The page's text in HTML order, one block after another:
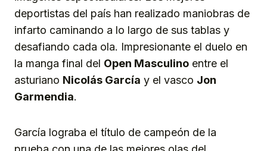
deportistas del país han realizado maniobras de
infarto caminando a lo largo de sus tablas y
desafiando cada ola. Impresionante el duelo en
la manga final del Open Masculino entre el
asturiano Nicolás García y el vasco Jon
Garmendia.
García lograba el título de campeón de la